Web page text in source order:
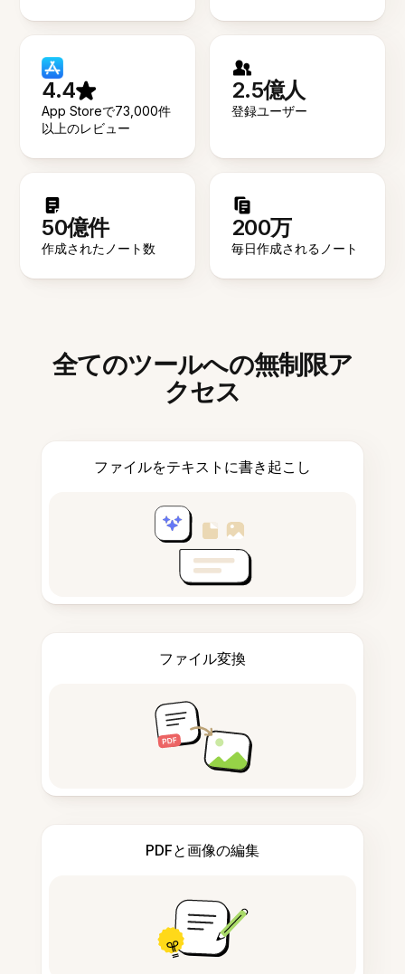
4.4
App Storeで73,000件
以上のレビュー
2.5億人
登録ユーザー
50億件
作成されたノート数
200万
毎日作成されるノート
全てのツールへの無制限ア
クセス
ファイルをテキストに書き起こし
ファイル変換
PDFと画像の編集